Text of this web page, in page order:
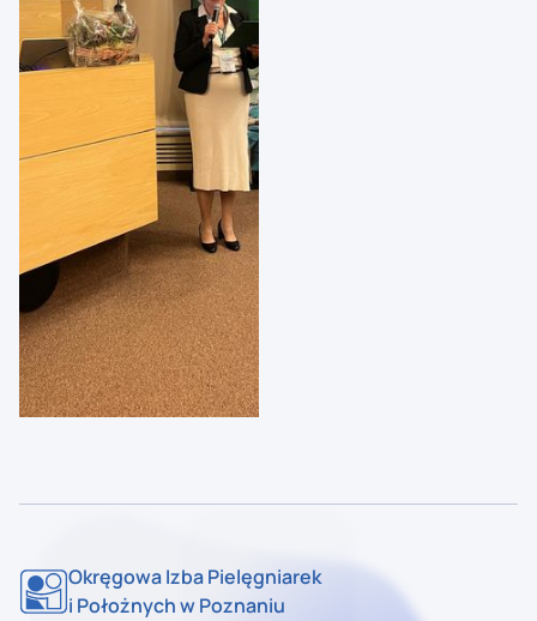
Okręgowa Izba Pielęgniarek
i Położnych w Poznaniu